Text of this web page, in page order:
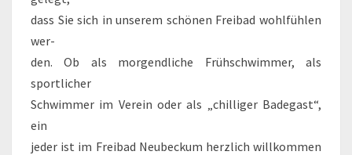
dass Sie sich in unserem schönen Freibad wohlfühlen
wer-
den. Ob als morgendliche Frühschwimmer, als
sportlicher
Schwimmer im Verein oder als „chilliger Badegast“,
ein
jeder ist im Freibad Neubeckum herzlich willkommen